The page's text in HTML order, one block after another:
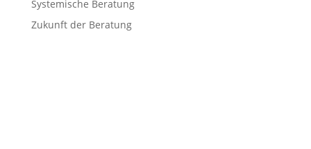
Systemische Beratung
Zukunft der Beratung